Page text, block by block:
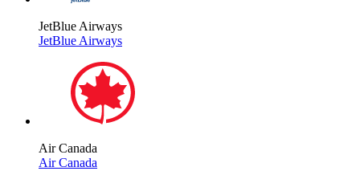
JetBlue Airways
JetBlue Airways
Air Canada
Air Canada